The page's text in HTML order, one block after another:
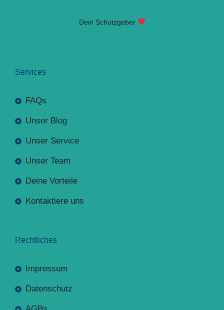
Dein Schutzgeber
Services
FAQs
Unser Blog
Unser Service
Unser Team
Deine Vorteile
Kontaktiere uns
Rechtliches
Impressum
Datenschutz